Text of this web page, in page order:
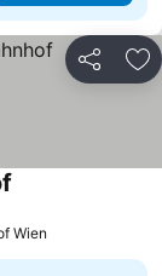
Partilhar
Wien